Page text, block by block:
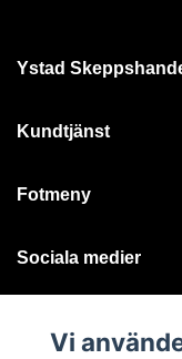
Ystad
Kundtjänst
Fotmeny
Sociala medier
Vi